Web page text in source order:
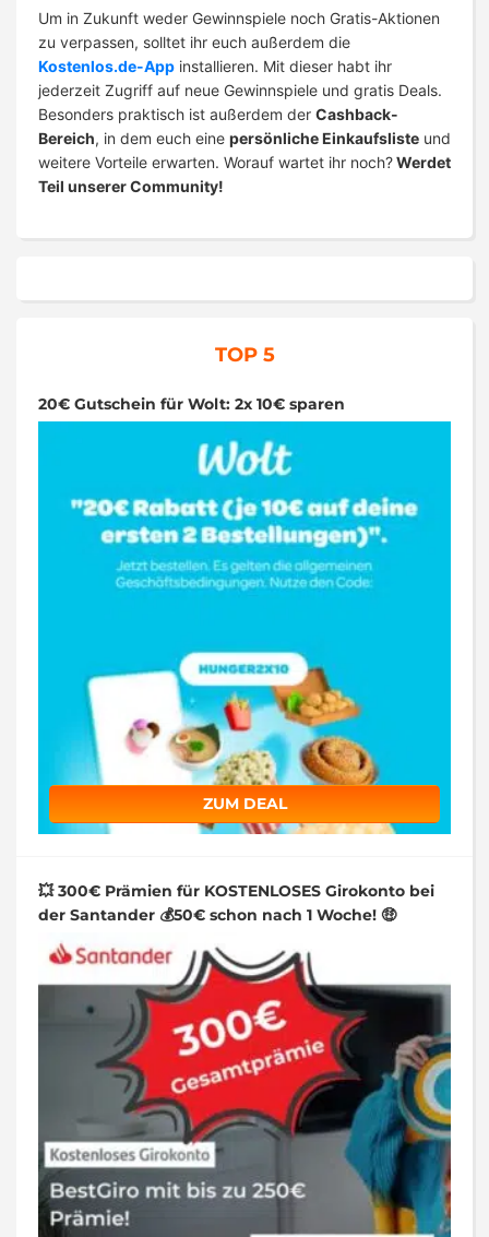
Um in Zukunft weder Gewinnspiele noch Gratis-Aktionen
zu verpassen, solltet ihr euch außerdem die
Kostenlos.de-App installieren. Mit dieser habt ihr
jederzeit Zugriff auf neue Gewinnspiele und gratis Deals.
Besonders praktisch ist außerdem der Cashback-
Bereich, in dem euch eine persönliche Einkaufsliste und
weitere Vorteile erwarten. Worauf wartet ihr noch?Werdet
Teil unserer Community!
TOP 5
20€ Gutschein für Wolt: 2x 10€ sparen
ZUM DEAL
💥 300€ Prämien für KOSTENLOSES Girokonto bei
der Santander 💰50€ schon nach 1 Woche! 🤑